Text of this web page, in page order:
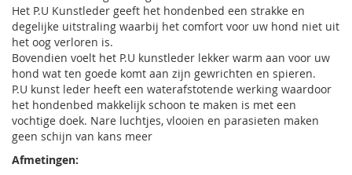
Het P.U Kunstleder geeft het hondenbed een strakke en
degelijke uitstraling waarbij het comfort voor uw hond niet uit
het oog verloren is.
Bovendien voelt het P.U kunstleder lekker warm aan voor uw
hond wat ten goede komt aan zijn gewrichten en spieren.
P.U kunst leder heeft een waterafstotende werking waardoor
het hondenbed makkelijk schoon te maken is met een
vochtige doek. Nare luchtjes, vlooien en parasieten maken
geen schijn van kans meer
Afmetingen: